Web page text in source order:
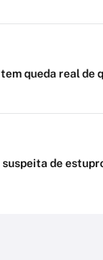
queda real de
de